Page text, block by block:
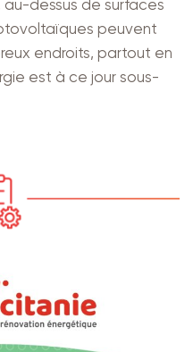
dessus de surfaces
peuvent
endroits, partout en
est à ce jour sous-